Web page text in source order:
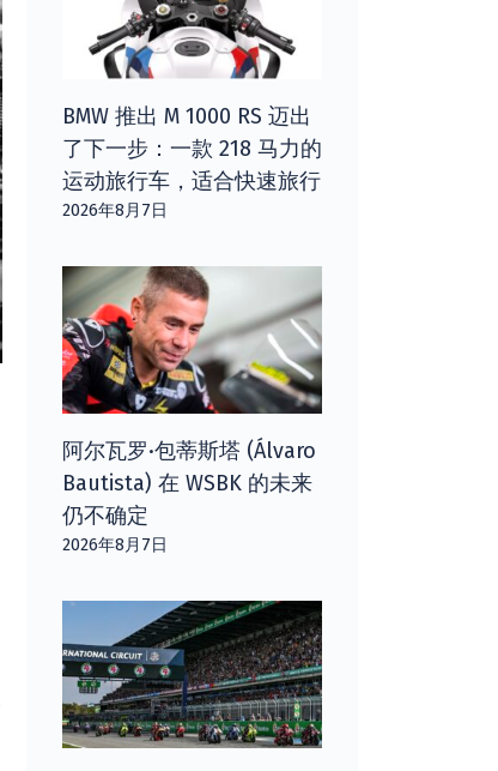
BMW 推出 M 1000 RS 迈出
了下一步：一款 218 马力的
运动旅行车，适合快速旅行
2026年8月7日
阿尔瓦罗·包蒂斯塔 (Álvaro
Bautista) 在 WSBK 的未来
仍不确定
2026年8月7日